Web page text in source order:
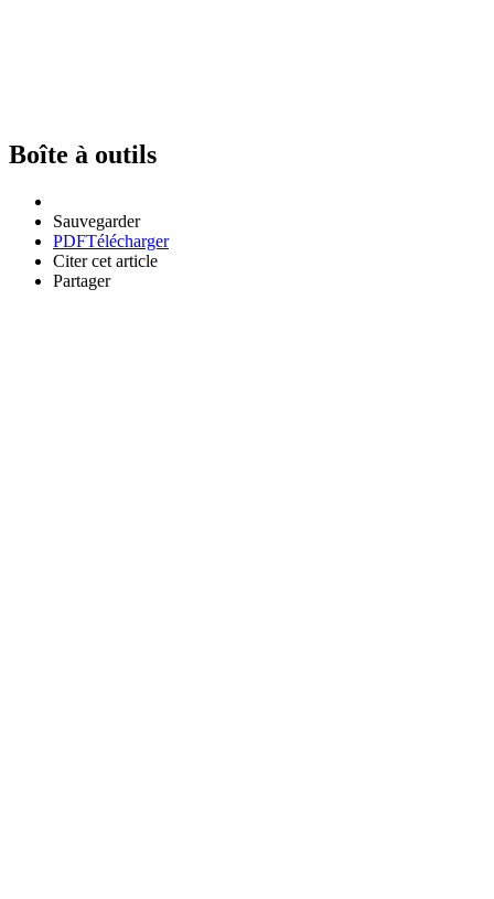
Boîte à outils
Sauvegarder
PDFTélécharger
Citer cet article
Partager